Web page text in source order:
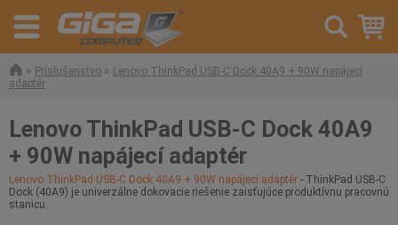
» Príslušenstvo » Lenovo ThinkPad USB-C Dock 40A9 + 90W napájecí
adaptér
Lenovo ThinkPad USB-C Dock 40A9
+ 90W napájecí adaptér
Lenovo ThinkPad USB-C Dock 40A9 + 90W napájecí adaptér - ThinkPad USB-C
Dock (40A9) je univerzálne dokovacie riešenie zaisťujúce produktívnu pracovnú
stanicu.